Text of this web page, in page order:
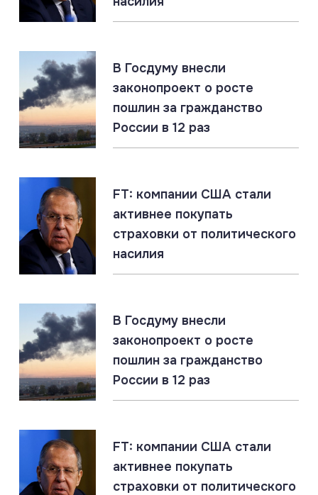
ДНР: главное за 6 августа
06.08.2026 #«Циркон» #Гиперзвук #ПВО
«Цирконы» бьют по наземным целям. Россия
06.08.2026 #ЛНР #СВО #Сводка
ЛНР: главное за 6 августа
Россия накопила ракетный арсенал. Новые удары
по инфраструктуре ВСУ неизбежны
05.08.2026 #СВО #Сводка #Харьковская область
Харьковская область: главное за 5 августа
В Госдуму внесли
законопроект о росте
пошлин за гражданство
России в 12 раз
FT: компании США стали
активнее покупать
страховки от политического
насилия
В Госдуму внесли
законопроект о росте
пошлин за гражданство
России в 12 раз
FT: компании США стали
активнее покупать
страховки от политического